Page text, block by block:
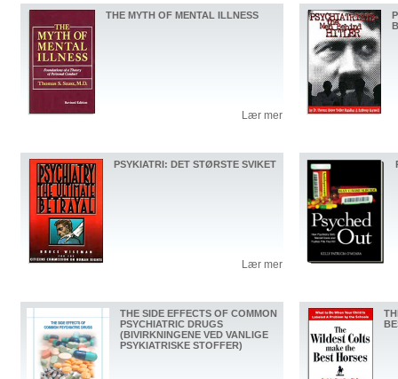
THE MYTH OF MENTAL ILLNESS
Lær mer
PSYKIATRI: DET STØRSTE SVIKET
Lær mer
THE SIDE EFFECTS OF COMMON
PSYCHIATRIC DRUGS
(BIVIRKNINGENE VED VANLIGE
PSYKIATRISKE STOFFER)